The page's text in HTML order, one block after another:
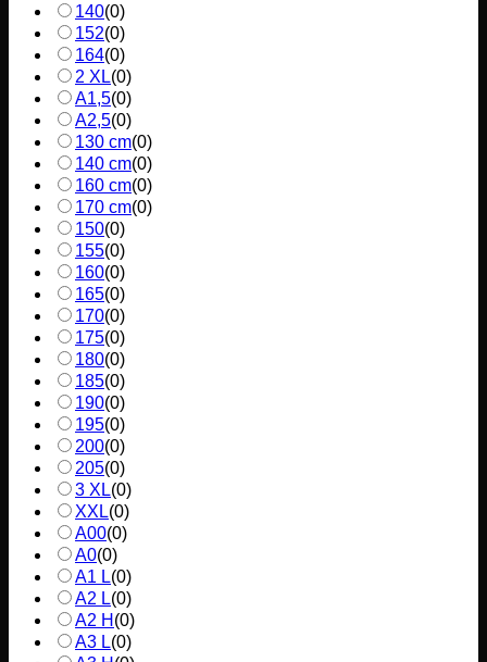
140(0)
152(0)
164(0)
2 XL(0)
A1,5(0)
A2,5(0)
130 cm(0)
140 cm(0)
160 cm(0)
170 cm(0)
150(0)
155(0)
160(0)
165(0)
170(0)
175(0)
180(0)
185(0)
190(0)
195(0)
200(0)
205(0)
3 XL(0)
XXL(0)
A00(0)
A0(0)
A1 L(0)
A2 L(0)
A2 H (0)
A3 L(0)